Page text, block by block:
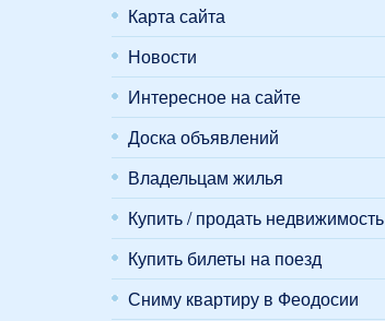
Карта сайта
Новости
Интересное на сайте
Доска объявлений
Владельцам жилья
Купить / продать недвижимость
Купить билеты на поезд
Сниму квартиру в Феодосии